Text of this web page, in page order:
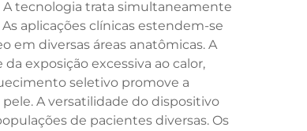
A tecnologia trata simultaneamente
aplicações clínicas estendem-se
diversas áreas anatômicas. A
exposição excessiva ao calor,
seletivo promove a
A versatilidade do dispositivo
de pacientes diversas. Os